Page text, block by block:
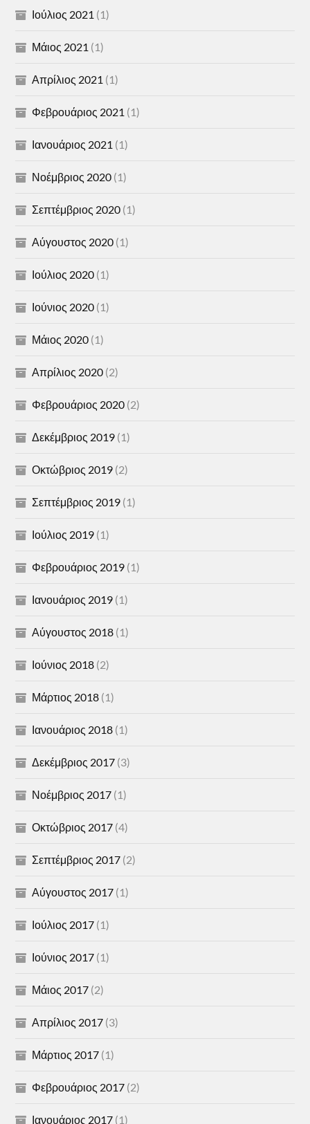
Ιούλιος 2021 (1)
Μάιος 2021 (1)
Απρίλιος 2021 (1)
Φεβρουάριος 2021 (1)
Ιανουάριος 2021 (1)
Νοέμβριος 2020 (1)
Σεπτέμβριος 2020 (1)
Αύγουστος 2020 (1)
Ιούλιος 2020 (1)
Ιούνιος 2020 (1)
Μάιος 2020 (1)
Απρίλιος 2020 (2)
Φεβρουάριος 2020 (2)
Δεκέμβριος 2019 (1)
Οκτώβριος 2019 (2)
Σεπτέμβριος 2019 (1)
Ιούλιος 2019 (1)
Φεβρουάριος 2019 (1)
Ιανουάριος 2019 (1)
Αύγουστος 2018 (1)
Ιούνιος 2018 (2)
Μάρτιος 2018 (1)
Ιανουάριος 2018 (1)
Δεκέμβριος 2017 (3)
Νοέμβριος 2017 (1)
Οκτώβριος 2017 (4)
Σεπτέμβριος 2017 (2)
Αύγουστος 2017 (1)
Ιούλιος 2017 (1)
Ιούνιος 2017 (1)
Μάιος 2017 (2)
Απρίλιος 2017 (3)
Μάρτιος 2017 (1)
Φεβρουάριος 2017 (2)
Ιανουάριος 2017 (1)